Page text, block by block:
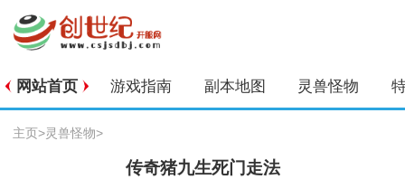
网站首页 游戏指南 副本地图 灵兽怪物
主页>灵兽怪物>
传奇猪九生死门走法